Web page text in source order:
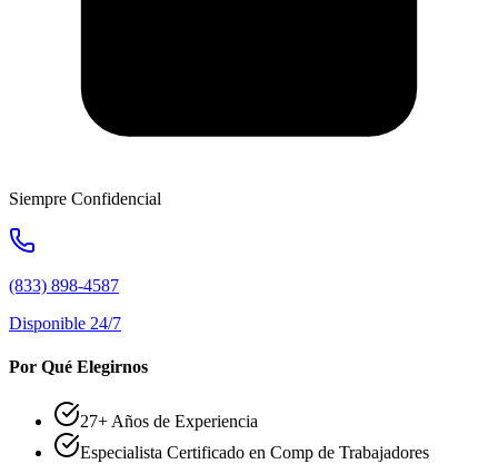
Siempre Confidencial
(833) 898-4587
Disponible 24/7
Por Qué Elegirnos
27+ Años de Experiencia
Especialista Certificado en Comp de Trabajadores